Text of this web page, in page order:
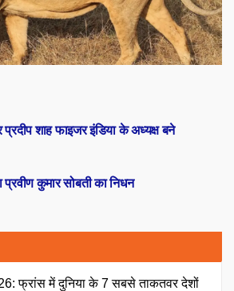
प्रवीण कुमार सोबती का निधन
शाह फाइजर इंडिया के अध्यक्ष बने
फ्रांस में दुनिया के 7 सबसे ताकतवर देशों